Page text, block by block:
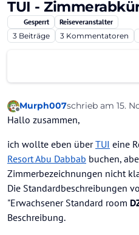
TUI -
Gesperrt
Reiseveranstalter
3 Beiträge 3 Kommentatoren
Offline
Murph007schrieb am 15.
zuletzt editiert
Hallo zusammen,
ich wollte eben überTUI eine
Resort Abu Dabbab buchen,
Zimmerbezeichnungen nicht
Die Standardbeschreibungen
"Erwachsener Standard room
Beschreibung.